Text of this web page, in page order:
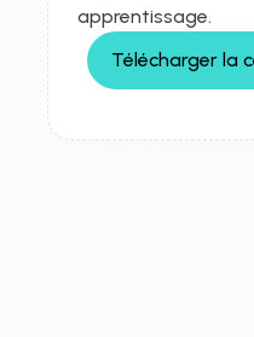
apprentissage.
Télécharger la